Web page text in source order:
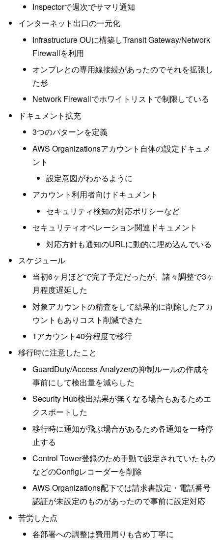
Inspectorで週次でサマリ通知
インターネット出口の一元化
Infrastructure OUに構築しTransit Gateway/Network
Firewallを利用
オンプレとの専用線接続があったのでそれを拡張し
た形
Network Firewallでホワイトリストで制限している
ドキュメント拡充
3つのパターンを定義
AWS Organizationsアカウント自体の設定ドキュメ
ント
設定意図がわかるように
アカウント利用者向けドキュメント
セキュリティ検知の対応ポリシーなど
セキュリティオペレーション関連ドキュメント
対応方針も通知のURLに動的に埋め込んでいる
スケジュール
当初6ヶ月ほどで完了予定だったが、諸々調整で3ヶ
月程度遅延した
対象アカウントの精査をして結果的に削除したアカ
ウントもありコスト削減できた
1アカウント40分程度で移行
移行時に注意したこと
GuardDuty/Access Analyzerの抑制ルールの作成を
事前にして検出量を減らした
Security Hub検出結果が無くなる場合もあるためエ
クスポートした
移行時に通知が飛ぶ場合があるため各通知を一時停
止する
Control Tower登録のため手動で設定されていたもの
などのConfigレコーダーを削除
AWS Organizations配下では請求書設定・電話番号
認証が未設定のものがあったので事前に設定対応
苦労した点
各部署への調整は費用周りも含め丁寧に